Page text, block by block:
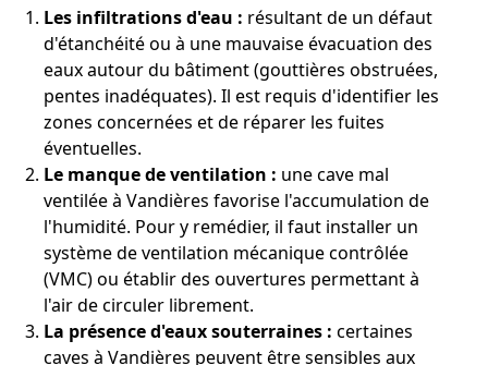
Les infiltrations d'eau : résultant de un défaut
d'étanchéité ou à une mauvaise évacuation des
eaux autour du bâtiment (gouttières obstruées,
pentes inadéquates). Il est requis d'identifier les
zones concernées et de réparer les fuites
éventuelles.
Le manque de ventilation : une cave mal
ventilée à Vandières favorise l'accumulation de
l'humidité. Pour y remédier, il faut installer un
système de ventilation mécanique contrôlée
(VMC) ou établir des ouvertures permettant à
l'air de circuler librement.
La présence d'eaux souterraines : certaines
caves à Vandières peuvent être sensibles aux